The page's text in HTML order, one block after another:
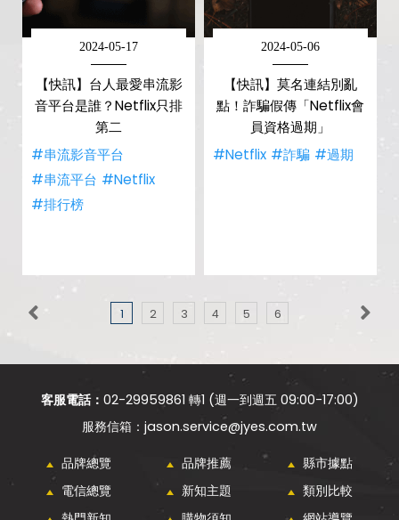
2024-05-17
【快訊】台人最愛串流影
音平台是誰？Netflix只排
第二
#串流影音平台
#串流平台 #Netflix
#排行榜
2024-05-06
【快訊】莫名連結別亂
點！詐騙假傳「Netflix會
員資格過期」
#Netflix #詐騙 #過期
1 2 3 4 5 6
客服電話： 02-29959861 轉1 (週一到週五 09:00-17:00)
jason.service@jyes.com.tw
品牌總覽 品牌推薦
縣市據點
電信總覽
新知主題
類別比較